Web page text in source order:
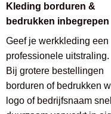
Kleding borduren &
bedrukken inbegrepen
Geef je werkkleding een
professionele uitstraling.
Bij grotere bestellingen
borduren of bedrukken
logo of bedrijfsnaam